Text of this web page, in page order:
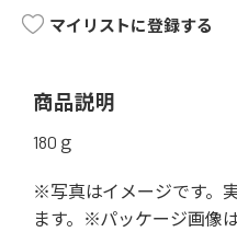
マイリストに登録する
商品説明
180ｇ
※写真はイメージです。
ます。※パッケージ画像